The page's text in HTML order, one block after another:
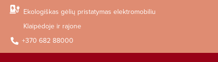
Ekologiškas gėlių pristatymas elektromobiliu
Klaipėdoje ir rajone
+370 682 88000